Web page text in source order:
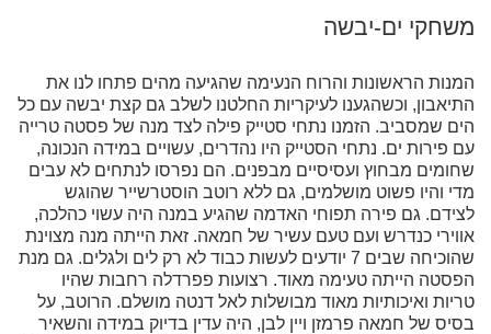
משחקי ים-יבשה
המנות הראשונות והרוח הנעימה שהגיעה מהים פתחו לנו את
התיאבון, וכשהגענו לעיקריות החלטנו לשלב גם קצת יבשה עם כל
הים שמסביב. הזמנו נתחי סטייק פילה לצד מנה של פסטה טרייה
עם פירות ים. נתחי הסטייק היו נהדרים, עשויים במידה הנכונה,
שחומים מבחוץ ועסיסיים מבפנים. הם נפרסו לנתחים לא עבים
מדי והיו פשוט מושלמים, גם ללא רוטב הוסטרשייר שהוגש
לצידם. גם פירה תפוחי האדמה שהגיע במנה היה עשוי כהלכה,
אווירי כנדרש ועם טעם עשיר של חמאה. זאת הייתה מנה מצוינת
שהוכיחה שבים 7 יודעים לעשות כבוד לא רק לים ולגלים. גם מנת
הפסטה הייתה טעימה מאוד. רצועות פפרדלה רחבות שהיו
טריות ואיכותיות מאוד מבושלות לאל דנטה מושלם. הרוטב, על
בסיס של חמאה פרמזן ויין לבן, היה עדין בדיוק במידה והשאיר